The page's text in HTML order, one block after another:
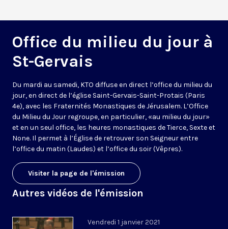
Office du milieu du jour à
St-Gervais
Du mardi au samedi, KTO diffuse en direct l’office du milieu du
jour, en direct de l’église Saint-Gervais-Saint-Protais (Paris
4e), avec les Fraternités Monastiques de Jérusalem. L’Office
du Milieu du Jour regroupe, en particulier, «au milieu du jour»
et en un seul office, les heures monastiques de Tierce, Sexte et
None. Il permet à l’Église de retrouver son Seigneur entre
l’office du matin (Laudes) et l’office du soir (Vêpres).
Visiter la page de l'émission
Autres vidéos de l'émission
Vendredi 1 janvier 2021